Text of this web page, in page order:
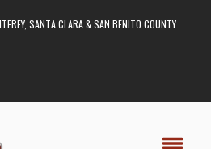
SANTA CLARA & SAN BENITO COUNTY